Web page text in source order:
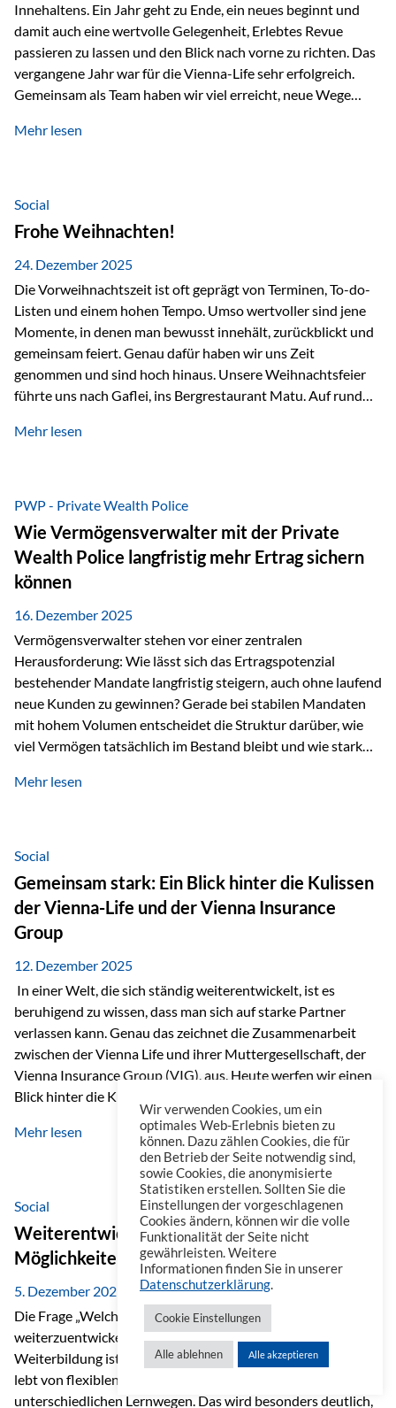
Innehaltens. Ein Jahr geht zu Ende, ein neues beginnt und
damit auch eine wertvolle Gelegenheit, Erlebtes Revue
passieren zu lassen und den Blick nach vorne zu richten. Das
vergangene Jahr war für die Vienna-Life sehr erfolgreich.
Gemeinsam als Team haben wir viel erreicht, neue Wege
Veranstaltungen wie der Schnifisschnauf, aber auch unsere
starkes Miteinander ist. Neben diesen gemeinsamen
Erlebnissen konnten wir…
Mehr lesen
Social
Frohe Weihnachten!
24. Dezember 2025
Die Vorweihnachtszeit ist oft geprägt von Terminen, To-do-
Listen und einem hohen Tempo. Umso wertvoller sind jene
Momente, in denen man bewusst innehält, zurückblickt und
gemeinsam feiert. Genau dafür haben wir uns Zeit
genommen und sind hoch hinaus. Unsere Weihnachtsfeier
führte uns nach Gaflei, ins Bergrestaurant Matu. Auf rund
beeindruckendes Panorama, sondern auch etwas, das im
verschneiter Landschaft, bei feinem Essen, guter Musik und
einer entspannten…
Mehr lesen
PWP - Private Wealth Police
Wie Vermögensverwalter mit der Private
Wealth Police langfristig mehr Ertrag sichern
können
16. Dezember 2025
Vermögensverwalter stehen vor einer zentralen
Herausforderung: Wie lässt sich das Ertragspotenzial
bestehender Mandate langfristig steigern, auch ohne laufend
neue Kunden zu gewinnen? Gerade bei stabilen Mandaten
mit hohem Volumen entscheidet die Struktur darüber, wie
viel Vermögen tatsächlich im Bestand bleibt und wie stark
Beispiel verdeutlicht diese Wirkung besonders deutlich.
hinzukommen, spielt nicht nur die Rendite eine Rolle. Auch
steuerliche Effekte haben einen erheblichen Einfluss auf…
Mehr lesen
Social
Gemeinsam stark: Ein Blick hinter die Kulissen
der Vienna-Life und der Vienna Insurance
Group
12. Dezember 2025
In einer Welt, die sich ständig weiterentwickelt, ist es
beruhigend zu wissen, dass man sich auf starke Partner
verlassen kann. Genau das zeichnet die Zusammenarbeit
zwischen der Vienna Life und ihrer Muttergesellschaft, der
Vienna Insurance Group (VIG), aus. Heute werfen wir einen
Blick hinter die Kulissen auf eine Unternehmensgruppe mit
beeindruckender Geschichte, gewachsenem Know-how und
einem stabilen Fundament. Ein starkes Netzwerk in ganz
Europa Die Vienna Insurance Group ist die führende
Versicherungsgruppe in Zentral- und Osteuropa. Mit über
50 Versicherungsgesellschaften in insgesamt 30 Ländern
verbindet sie regionale Stärke mit internationaler
Kompetenz.
Mehr lesen
Social
Weiterentwicklung im Berufsalltag: Welche
Möglichkeiten es gibt
5. Dezember 2025
Die Frage „Welche Möglichkeiten gibt es, sich
weiterzuentwickeln?“ lässt sich heute vielseitig beantworten.
Weiterbildung ist längst kein starrer Prozess mehr, sondern
lebt von flexiblen Formaten, individuellen Bedürfnissen und
unterschiedlichen Lernwegen. Das wird besonders deutlich,
Wir verwenden Cookies, um ein
optimales Web-Erlebnis bieten zu
können. Dazu zählen Cookies, die für
den Betrieb der Seite notwendig sind,
sowie Cookies, die anonymisierte
Statistiken erstellen. Sollten Sie die
Einstellungen der vorgeschlagenen
Cookies ändern, können wir die volle
Funktionalität der Seite nicht
gewährleisten. Weitere
Informationen finden Sie in unserer
Datenschutzerklärung.
Cookie Einstellungen
Alle ablehnen Alle akzeptieren